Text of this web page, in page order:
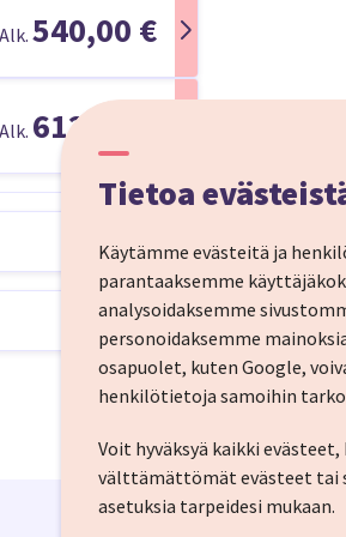
Alk. 540,00 €
Alk. 612,00 €
hetkiä. Lähde
mahdollistaa
Tietoa
Käytämme evästeitä ja
parantaaksemme
analysoidaksemme
personoidaksemme
osapuolet, kuten Google,
henkilötietoja samoihin
Voit hyväksyä kaikki
välttämättömät evästeet tai
asetuksia tarpeidesi mukaan.